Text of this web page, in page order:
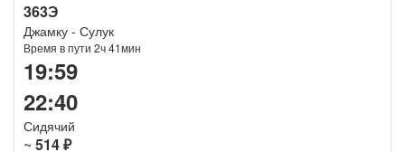
363Э
Джамку - Сулук
Время в пути 2ч 41мин
19:59
22:40
Сидячий
~ 514 ₽